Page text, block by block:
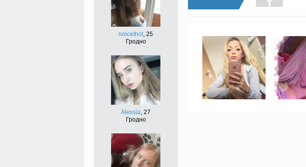
noiceIhot, 25
Гродно
Alessia, 27
Гродно